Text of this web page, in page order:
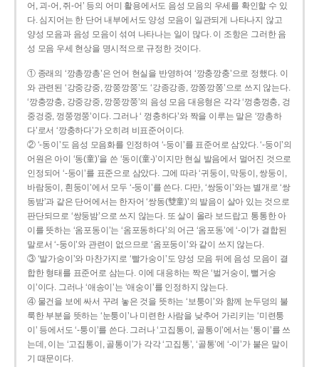
어, 괴-어, 쥐-어’ 등의 어미 활용에서도 음성 모음의 우세를 확인할 수 있
다. 심지어는 한 단어 내부에서도 양성 모음이 일관되게 나타나지 않고
양성 모음과 음성 모음이 섞여 나타나는 일이 많다. 이 조항은 그러한 음
성 모음 우세 현상을 명시적으로 규정한 것이다.
① 종래의 ‘깡총깡총’은 언어 현실을 반영하여 ‘깡충깡충’으로 정했다. 이
와 관련된 ‘강중강중, 깡쭝깡쭝’도 ‘강종강종, 깡쫑깡쫑’으로 쓰지 않는다.
‘깡충깡충, 강중강중, 깡쭝깡쭝’의 음성 모음 대응형은 각각 ‘껑충껑충, 겅
중겅중, 껑쭝껑쭝’이다. 그러나 ‘ 껑충하다’와 짝을 이루는 말은 ‘깡총하
다’로서 ‘깡충하다’가 오히려 비표준어이다.
② ‘-동이’도 음성 모음화를 인정하여 ‘-둥이’를 표준어로 삼았다. ‘-둥이’의
어원은 아이 ‘동(童)’을 쓴 ‘동이(童-)’이지만 현실 발음에서 멀어진 것으로
인정되어 ‘-둥이’를 표준으로 삼았다. 그에 따라 ‘귀둥이, 막둥이, 쌍둥이,
바람둥이, 흰둥이’에서 모두 ‘-둥이’를 쓴다. 다만, ‘쌍둥이’와는 별개로 ‘쌍
동밤’과 같은 단어에서는 한자어 ‘쌍동(雙童)’의 발음이 살아 있는 것으로
판단되므로 ‘쌍둥밤’으로 쓰지 않는다. 또 살이 올라 보드랍고 통통한 아
이를 뜻하는 ‘옴포동이’는 ‘옴포동하다’의 어근 ‘옴포동’에 ‘-이’가 결합된
말로서 ‘-둥이’와 관련이 없으므로 ‘옴포둥이’와 같이 쓰지 않는다.
③ ‘발가숭이’와 마찬가지로 ‘빨가숭이’도 양성 모음 뒤에 음성 모음이 결
합한 형태를 표준어로 삼는다. 이에 대응하는 짝은 ‘벌거숭이, 뻘거숭
이’이다. 그러나 ‘애송이’는 ‘애숭이’를 인정하지 않는다.
④ 물건을 보에 싸서 꾸려 놓은 것을 뜻하는 ‘보퉁이’와 함께 눈두덩의 불
룩한 부분을 뜻하는 ‘눈퉁이’나 미련한 사람을 낮추어 가리키는 ‘미련퉁
이’ 등에서도 ‘-퉁이’를 쓴다. 그러나 ‘고집통이, 골통이’에서는 ‘통이’를 쓰
는데, 이는 ‘고집통이, 골통이’가 각각 ‘고집통’, ‘골통’에 ‘-이’가 붙은 말이
기 때문이다.